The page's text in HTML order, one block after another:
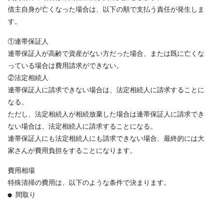
借主自身が亡くなった場合は、以下の順で支払う責任が発生しま
す。
①連帯保証人
連帯保証人が高齢で資産がない方だった場合、または既に亡くな
っている場合は費用請求ができない。
②法定相続人
連帯保証人に請求できない場合は、法定相続人に請求することに
なる。
ただし、法定相続人が相続放棄した場合は連帯保証人に請求でき
ない場合は、法定相続人に請求することになる。
連帯保証人にも法定相続人にも請求できない場合、最終的には大
家さんが費用負担をすることになります。
費用相場
特殊清掃の費用は、以下のような条件で決まります。
● 間取り